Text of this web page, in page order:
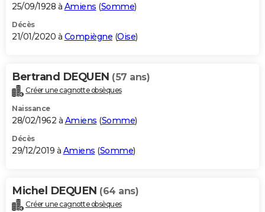
25/09/1928 à Amiens (Somme)
Décès
21/01/2020 à Compiègne (Oise)
Bertrand DEQUEN (57 ans)
Créer une cagnotte obsèques
Naissance
28/02/1962 à Amiens (Somme)
Décès
29/12/2019 à Amiens (Somme)
Michel DEQUEN (64 ans)
Créer une cagnotte obsèques